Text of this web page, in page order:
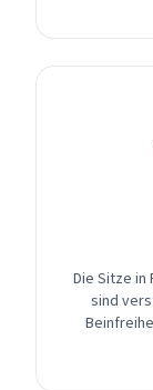
Die Sitze
sind